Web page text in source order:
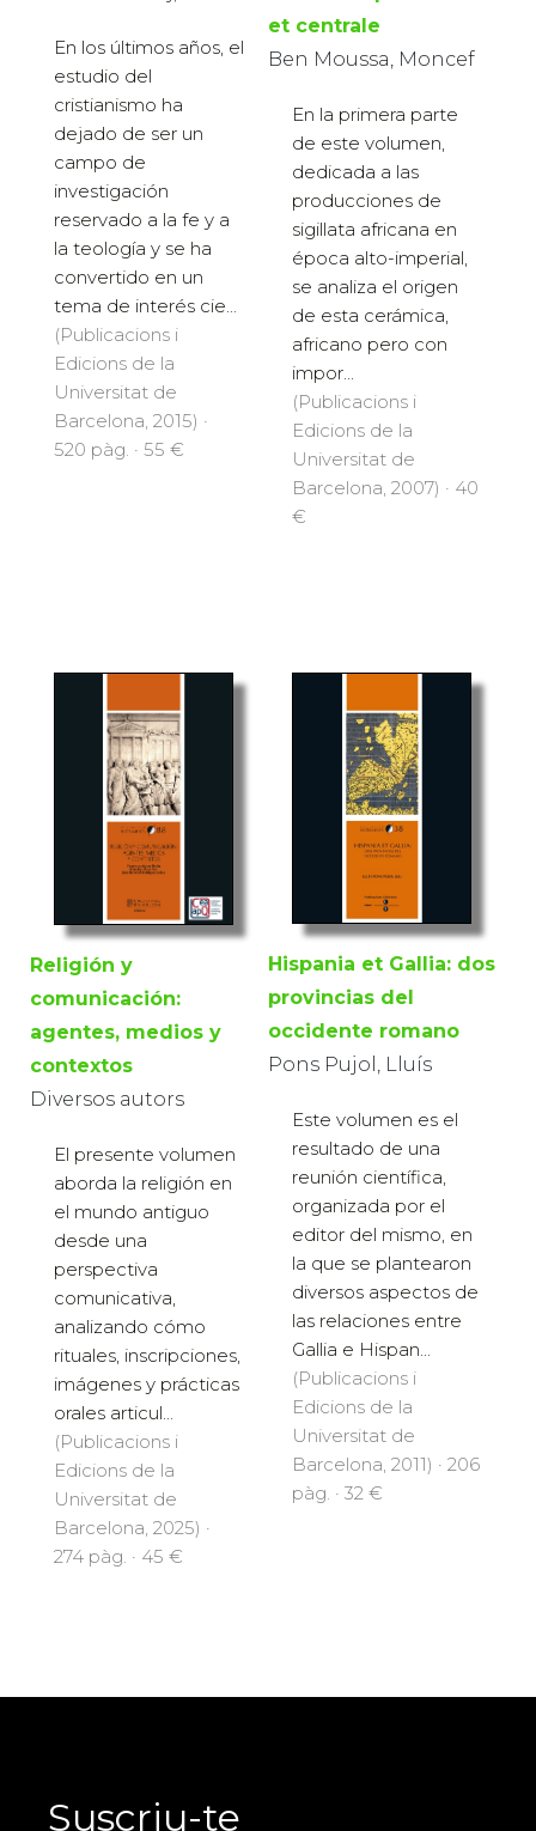
En los últimos años, el
estudio del
cristianismo ha
dejado de ser un
campo de
investigación
reservado a la fe y a
la teología y se ha
convertido en un
tema de interés cie...
(Publicacions i
Edicions de la
Universitat de
Barcelona, 2015) ·
520 pàg. · 55 €
et centrale
Ben Moussa, Moncef
En la primera parte
de este volumen,
dedicada a las
producciones de
sigillata africana en
época alto-imperial,
se analiza el origen
de esta cerámica,
africano pero con
impor...
(Publicacions i
Edicions de la
Universitat de
Barcelona, 2007) · 40
€
Religión y
comunicación:
agentes, medios y
contextos
Diversos autors
El presente volumen
aborda la religión en
el mundo antiguo
desde una
perspectiva
comunicativa,
analizando cómo
rituales, inscripciones,
imágenes y prácticas
orales articul...
(Publicacions i
Edicions de la
Universitat de
Barcelona, 2025) ·
274 pàg. · 45 €
Hispania et Gallia: dos
provincias del
occidente romano
Pons Pujol, Lluís
Este volumen es el
resultado de una
reunión científica,
organizada por el
editor del mismo, en
la que se plantearon
diversos aspectos de
las relaciones entre
Gallia e Hispan...
(Publicacions i
Edicions de la
Universitat de
Barcelona, 2011) · 206
pàg. · 32 €
Suscriu-te